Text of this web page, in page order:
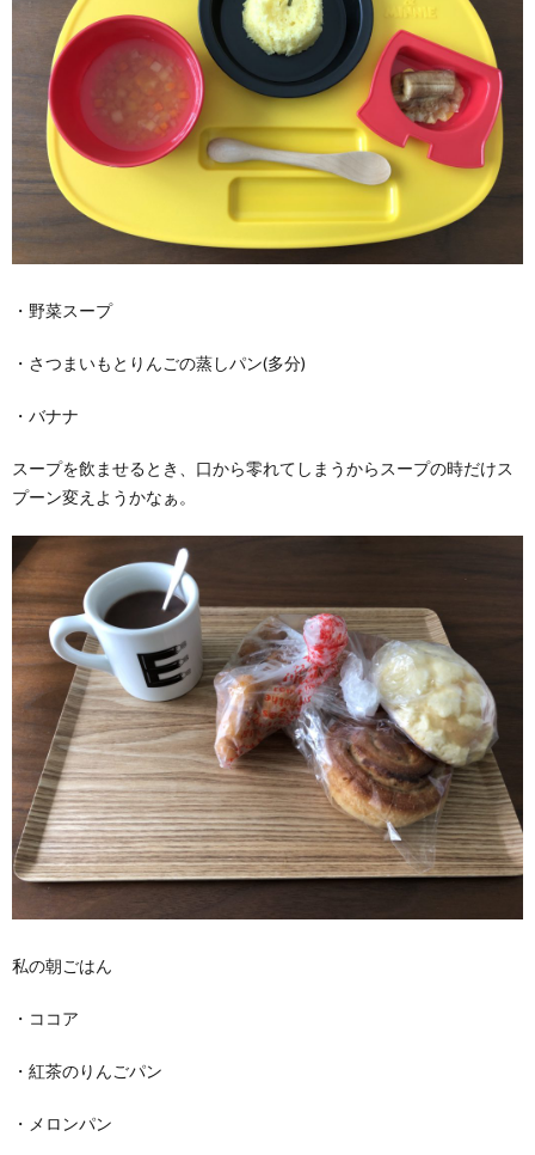
・野菜スープ
・さつまいもとりんごの蒸しパン(多分)
・バナナ
スープを飲ませるとき、口から零れてしまうからスープの時だけス
プーン変えようかなぁ。
私の朝ごはん
・ココア
・紅茶のりんごパン
・メロンパン